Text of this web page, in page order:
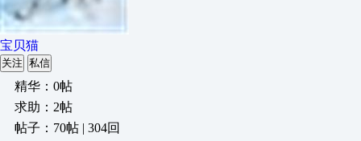
宝贝猫
关注 私信
精华：0帖
求助：2帖
帖子：70帖 | 304回